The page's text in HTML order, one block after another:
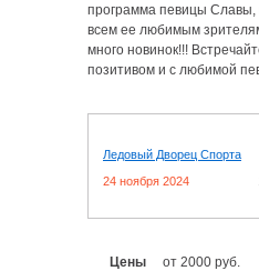
программа певицы Славы,
всем ее любимым
много новинок!!!
позитивом и с любимой
Ледовый Дворец Спорта
24 ноября 2024
Цены
от 2000 руб.